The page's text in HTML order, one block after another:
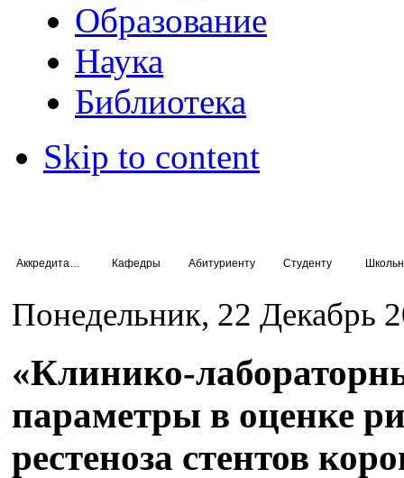
Образование
Наука
Библиотека
Skip to content
Кафедры Абитуриенту Студенту
Понедельник, 22 Декабрь
«Клинико-
параметры в оценке
рестеноза стентов